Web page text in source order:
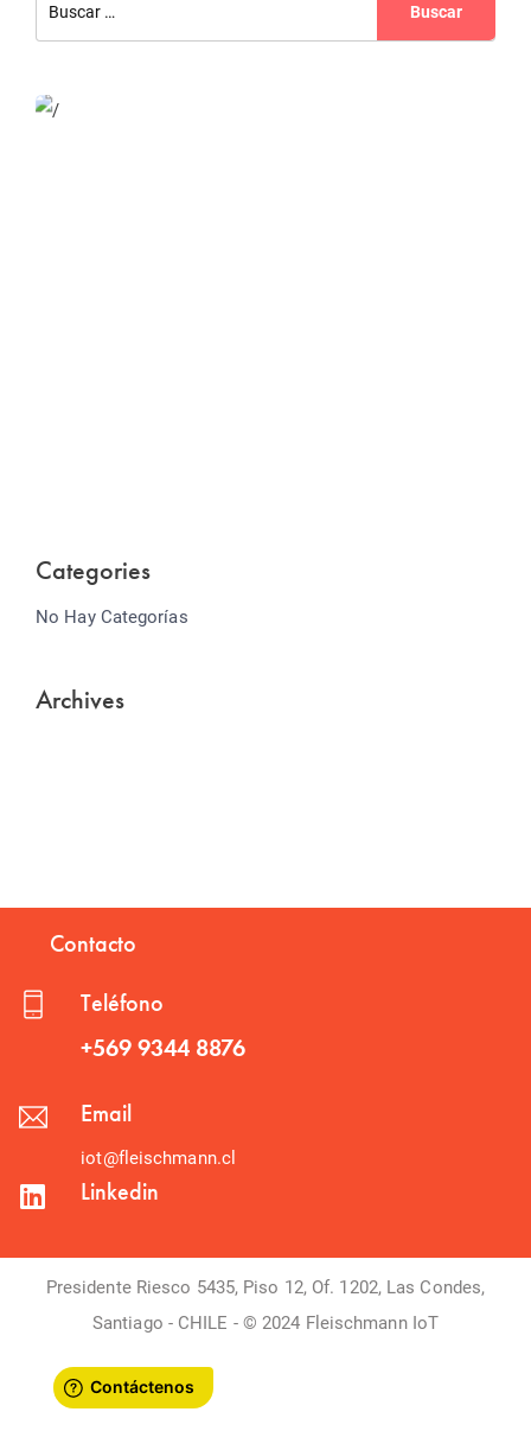
Categories
No Hay Categorías
Archives
Contacto
Teléfono
+569 9344 8876
Email
iot@fleischmann.cl
Linkedin
Presidente Riesco 5435, Piso 12, Of. 1202, Las Condes,
Santiago - CHILE - © 2024 Fleischmann IoT